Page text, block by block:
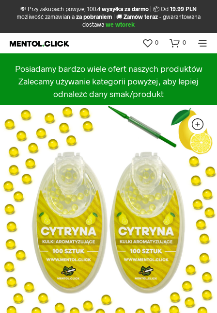
💸 Przy zakupach powyżej 100zł wysyłka za darmo | 📦 Od 19.99 PLN
możliwość zamawiania za pobraniem | 🚚 Zamów teraz - gwarantowana
dostawa we wtorek
0 0
Posiadamy bardzo wiele ofert naszych produktów
Zalecamy używanie kategorii powyżej, aby lepiej
odnaleźć dany smak/produkt